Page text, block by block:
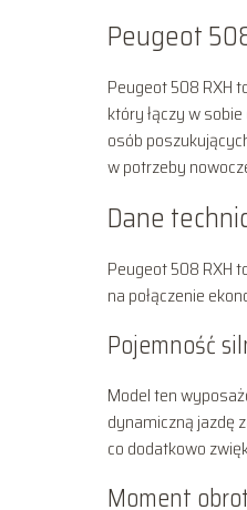
Peugeot
Peugeot 508 RXH
który łączy w
osób
w potrzeby
Dane
Peugeot 508 RXH
na połączenie
Pojemność
Model ten
dynamiczną jazdę
co dodatkowo
Moment